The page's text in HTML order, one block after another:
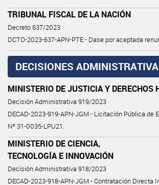
TRIBUNAL FISCAL DE LA NACIÓN
Decreto 637/2023
DCTO-2023-637-APN-PTE - Dase por aceptada
DECISIONES
MINISTERIO DE JUSTICIA Y DERECHOS
Decisión Administrativa 919/2023
DECAD-2023-919-APN-JGM - Licitación Pública de
Nº 31-0035-LPU21.
MINISTERIO DE CIENCIA,
TECNOLOGÍA E INNOVACIÓN
Decisión Administrativa 918/2023
DECAD-2023-918-APN-JGM - Contratación Directa